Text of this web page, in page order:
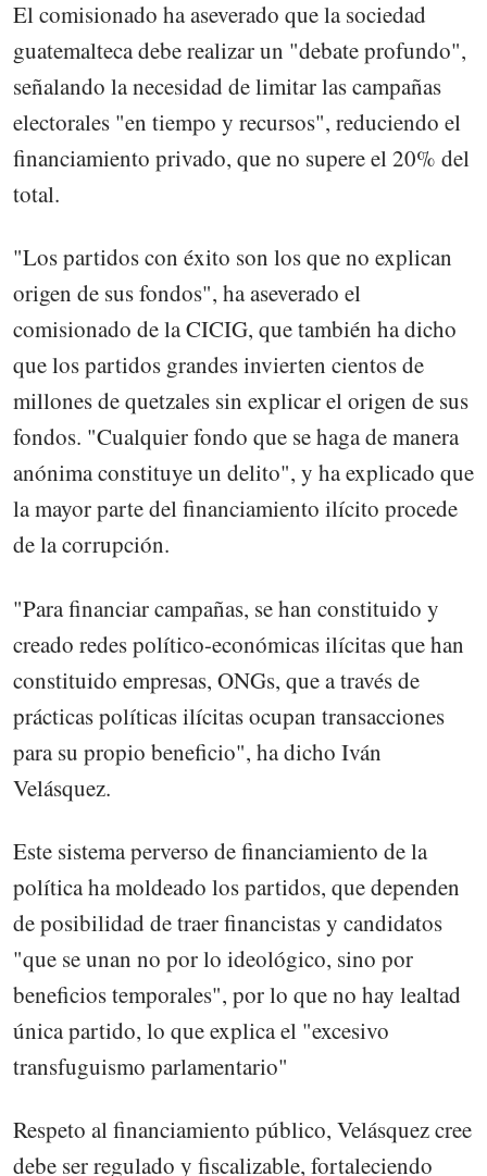
El comisionado ha aseverado que la sociedad
guatemalteca debe realizar un "debate profundo",
señalando la necesidad de limitar las campañas
electorales "en tiempo y recursos", reduciendo el
financiamiento privado, que no supere el 20% del
total.
"Los partidos con éxito son los que no explican
origen de sus fondos", ha aseverado el
comisionado de la CICIG, que también ha dicho
que los partidos grandes invierten cientos de
millones de quetzales sin explicar el origen de sus
fondos. "Cualquier fondo que se haga de manera
anónima constituye un delito", y ha explicado que
la mayor parte del financiamiento ilícito procede
de la corrupción.
"Para financiar campañas, se han constituido y
creado redes político-económicas ilícitas que han
constituido empresas, ONGs, que a través de
prácticas políticas ilícitas ocupan transacciones
para su propio beneficio", ha dicho Iván
Velásquez.
Este sistema perverso de financiamiento de la
política ha moldeado los partidos, que dependen
de posibilidad de traer financistas y candidatos
"que se unan no por lo ideológico, sino por
beneficios temporales", por lo que no hay lealtad
única partido, lo que explica el "excesivo
transfuguismo parlamentario"
Respeto al financiamiento público, Velásquez cree
debe ser regulado y fiscalizable, fortaleciendo